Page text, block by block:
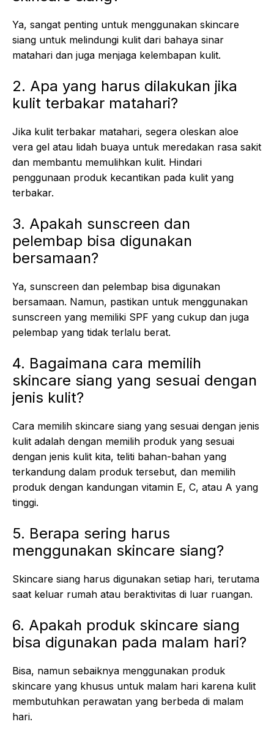
Ya, sangat penting untuk menggunakan skincare
siang untuk melindungi kulit dari bahaya sinar
matahari dan juga menjaga kelembapan kulit.
2. Apa yang harus dilakukan jika
kulit terbakar matahari?
Jika kulit terbakar matahari, segera oleskan aloe
vera gel atau lidah buaya untuk meredakan rasa sakit
dan membantu memulihkan kulit. Hindari
penggunaan produk kecantikan pada kulit yang
terbakar.
3. Apakah sunscreen dan
pelembap bisa digunakan
bersamaan?
Ya, sunscreen dan pelembap bisa digunakan
bersamaan. Namun, pastikan untuk menggunakan
sunscreen yang memiliki SPF yang cukup dan juga
pelembap yang tidak terlalu berat.
4. Bagaimana cara memilih
skincare siang yang sesuai dengan
jenis kulit?
Cara memilih skincare siang yang sesuai dengan jenis
kulit adalah dengan memilih produk yang sesuai
dengan jenis kulit kita, teliti bahan-bahan yang
terkandung dalam produk tersebut, dan memilih
produk dengan kandungan vitamin E, C, atau A yang
tinggi.
5. Berapa sering harus
menggunakan skincare siang?
Skincare siang harus digunakan setiap hari, terutama
saat keluar rumah atau beraktivitas di luar ruangan.
6. Apakah produk skincare siang
bisa digunakan pada malam hari?
Bisa, namun sebaiknya menggunakan produk
skincare yang khusus untuk malam hari karena kulit
membutuhkan perawatan yang berbeda di malam
hari.